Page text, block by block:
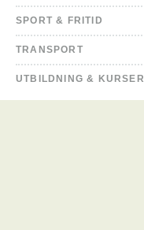
SPORT & FRITID
TRANSPORT
UTBILDNING & KURSER